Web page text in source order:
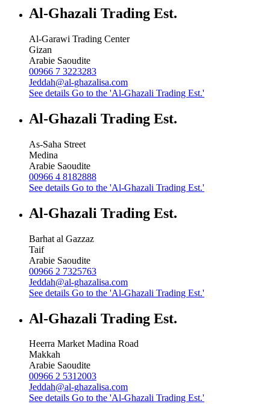
Al-Ghazali Trading Est.
Al-Garawi Trading Center
Gizan
Arabie Saoudite
00966 7 3223283
Jeddah@al-ghazalisa.com
See details Go to the 'Al-Ghazali Trading Est.'
Al-Ghazali Trading Est.
As-Saha Street
Medina
Arabie Saoudite
00966 4 8182888
See details Go to the 'Al-Ghazali Trading Est.'
Al-Ghazali Trading Est.
Barhat al Gazzaz
Taif
Arabie Saoudite
00966 2 7325763
Jeddah@al-ghazalisa.com
See details Go to the 'Al-Ghazali Trading Est.'
Al-Ghazali Trading Est.
Heerra Market Madina Road
Makkah
Arabie Saoudite
00966 2 5312003
Jeddah@al-ghazalisa.com
See details Go to the 'Al-Ghazali Trading Est.'